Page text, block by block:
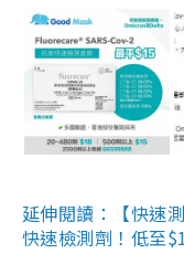
延伸閱讀：【快速
快速檢測劑！低至